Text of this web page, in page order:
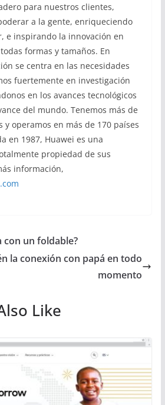
para nuestros clientes,
a la gente, enriqueciendo
e inspirando la innovación en
formas y tamaños. En
se centra en las necesidades
fuertemente en investigación
en los avances tecnológicos
del mundo. Tenemos más de
y operamos en más de 170 países
en 1987, Huawei es una
propiedad de sus
información,
con un foldable?
la conexión con papá en todo
momento
Like